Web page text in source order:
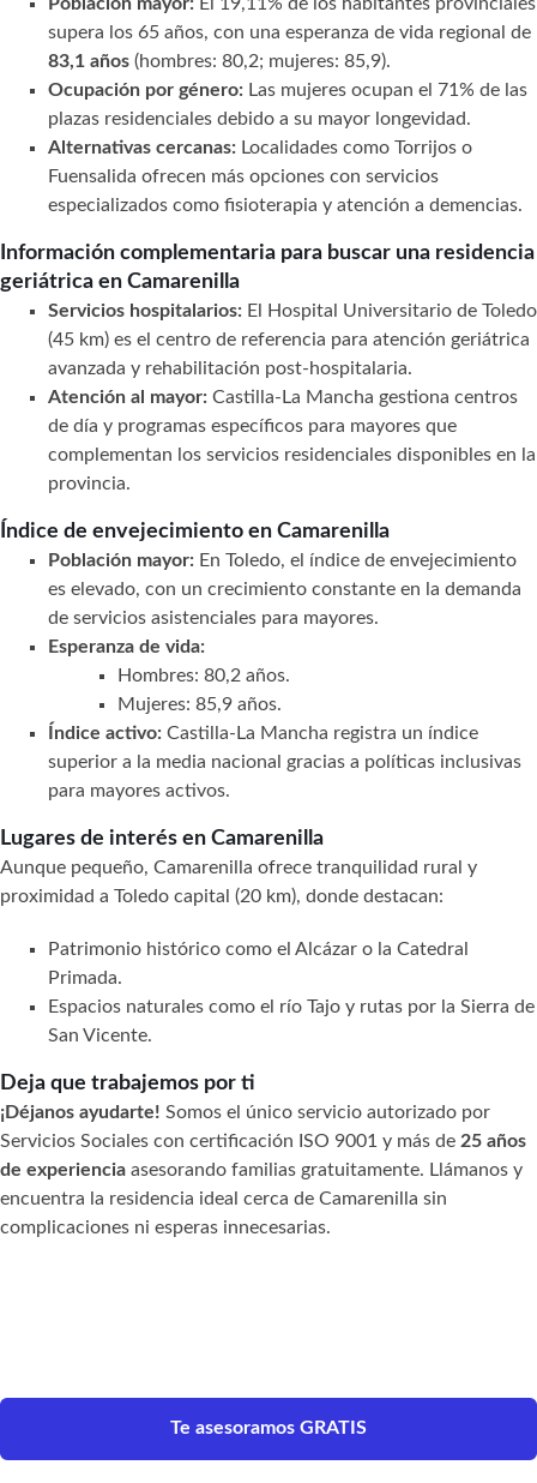
supera los 65 años, con una esperanza de vida regional de
83,1 años (hombres: 80,2; mujeres: 85,9).
Ocupación por género: Las mujeres ocupan el 71% de las
plazas residenciales debido a su mayor longevidad.
Alternativas cercanas: Localidades como Torrijos o
Fuensalida ofrecen más opciones con servicios
especializados como fisioterapia y atención a demencias.
Información complementaria para buscar una residencia
geriátrica en Camarenilla
Servicios hospitalarios: El Hospital Universitario de Toledo
(45 km) es el centro de referencia para atención geriátrica
avanzada y rehabilitación post-hospitalaria.
Atención al mayor: Castilla-La Mancha gestiona centros
de día y programas específicos para mayores que
complementan los servicios residenciales disponibles en la
provincia.
Índice de envejecimiento en Camarenilla
Población mayor: En Toledo, el índice de envejecimiento
es elevado, con un crecimiento constante en la demanda
de servicios asistenciales para mayores.
Esperanza de vida:
Hombres: 80,2 años.
Mujeres: 85,9 años.
Índice activo: Castilla-La Mancha registra un índice
superior a la media nacional gracias a políticas inclusivas
para mayores activos.
Lugares de interés en Camarenilla
Aunque pequeño, Camarenilla ofrece tranquilidad rural y
proximidad a Toledo capital (20 km), donde destacan:
Patrimonio histórico como el Alcázar o la Catedral
Primada.
Espacios naturales como el río Tajo y rutas por la Sierra de
San Vicente.
Deja que trabajemos por ti
¡Déjanos ayudarte! Somos el único servicio autorizado por
Servicios Sociales con certificación ISO 9001 y más de 25 años
de experiencia asesorando familias gratuitamente. Llámanos y
encuentra la residencia ideal cerca de Camarenilla sin
complicaciones ni esperas innecesarias.
Te asesoramos GRATIS